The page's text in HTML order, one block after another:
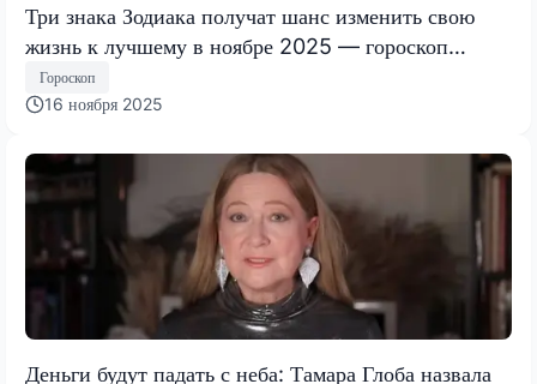
Три знака Зодиака получат шанс изменить свою
жизнь к лучшему в ноябре 2025 — гороскоп
Тамары Глобы
Гороскоп
16 ноября 2025
Деньги будут падать с неба: Тамара Глоба назвала